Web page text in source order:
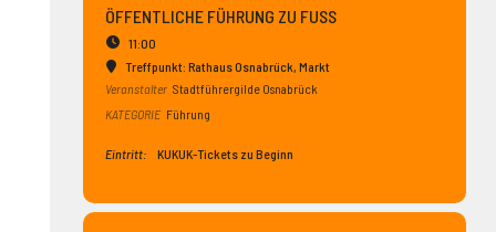
ÖFFENTLICHE FÜHRUNG ZU FUSS
11:00
Treffpunkt: Rathaus Osnabrück, Markt
Veranstalter Stadtführergilde Osnabrück
KATEGORIE Führung
Eintritt: KUKUK-Tickets zu Beginn